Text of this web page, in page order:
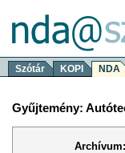
Szótár KOPI NDA
Gyűjtemény:
Archívum: